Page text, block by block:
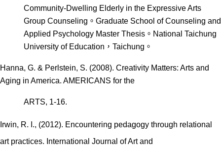
Community-Dwelling Elderly in the Expressive Arts
Group Counseling 。 Graduate School of Counseling and
Applied Psychology Master Thesis 。 National Taichung
University of Education ， Taichung 。
Hanna, G. & Perlstein, S. (2008). Creativity Matters: Arts and
Aging in America. AMERICANS for the
ARTS, 1-16.
Irwin, R. I., (2012). Encountering pedagogy through relational
art practices. International Journal of Art and